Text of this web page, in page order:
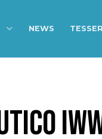
NEWS